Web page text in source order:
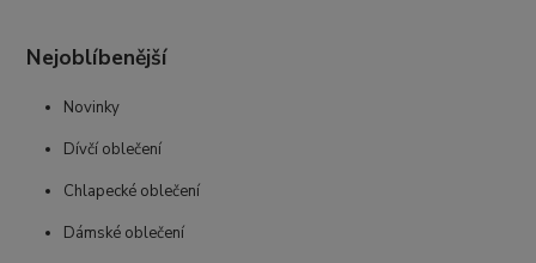
Nejoblíbenější
Novinky
Dívčí oblečení
Chlapecké oblečení
Dámské oblečení